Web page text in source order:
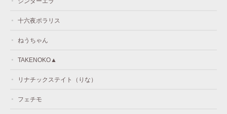
十六夜ポラリス
ねうちゃん
TAKENOKO▲
リナチックステイト（りな）
フェチモ